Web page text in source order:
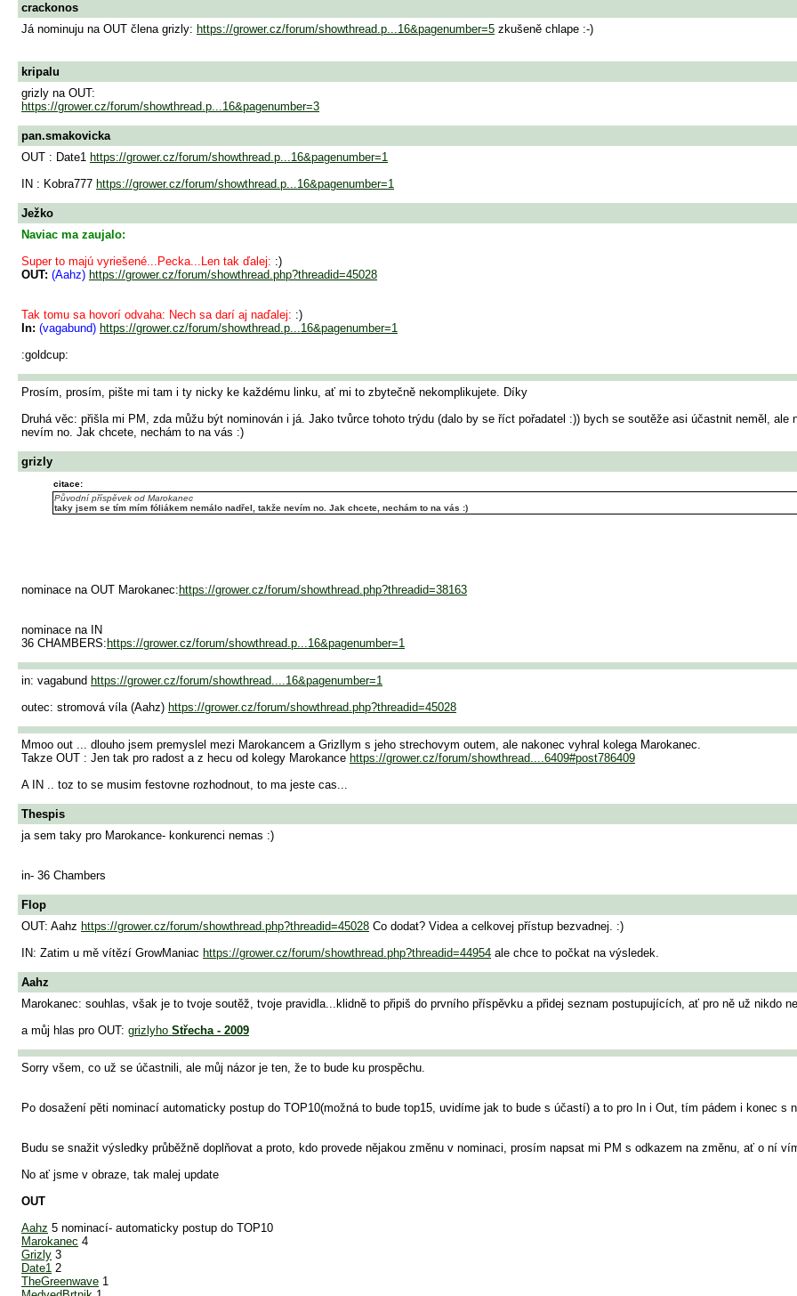
crackonos
Já nominuju na OUT člena grizly: https://grower.cz/forum/showthread.p...16&pagenumber=5 zkušeně chlape :-)
kripalu
grizly na OUT:
https://grower.cz/forum/showthread.p...16&pagenumber=3
pan.smakovicka
OUT : Date1 https://grower.cz/forum/showthread.p...16&pagenumber=1
IN : Kobra777 https://grower.cz/forum/showthread.p...16&pagenumber=1
Ježko
Naviac ma zaujalo:
Super to majú vyriešené...Pecka...Len tak ďalej: :)
OUT: (Aahz) https://grower.cz/forum/showthread.php?threadid=45028
Tak tomu sa hovorí odvaha: Nech sa darí aj naďalej: :)
In: (vagabund) https://grower.cz/forum/showthread.p...16&pagenumber=1
:goldcup:
Prosím, prosím, pište mi tam i ty nicky ke každému linku, ať mi to zbytečně nekomplikujete. Díky
Druhá věc: přišla mi PM, zda můžu být nominován i já. Jako tvůrce tohoto trýdu (dalo by se říct pořadatel :)) bych se soutěže asi účastnit neměl,
nevím no. Jak chcete, nechám to na vás :)
grizly
citace:
Původní příspěvek od Marokanec
taky jsem se tím mím fóliákem nemálo nadřel, takže nevím no. Jak chcete, nechám to na vás :)
nominace na OUT Marokanec: https://grower.cz/forum/showthread.php?threadid=38163
nominace na IN
36 CHAMBERS: https://grower.cz/forum/showthread.p...16&pagenumber=1
in: vagabund https://grower.cz/forum/showthread....16&pagenumber=1
outec: stromová víla (Aahz) https://grower.cz/forum/showthread.php?threadid=45028
Mmoo out ... dlouho jsem premyslel mezi Marokancem a Grizllym s jeho strechovym outem, ale nakonec vyhral kolega Marokanec.
Takze OUT : Jen tak pro radost a z hecu od kolegy Marokance https://grower.cz/forum/showthread....6409#post786409
A IN .. toz to se musim festovne rozhodnout, to ma jeste cas...
Thespis
ja sem taky pro Marokance- konkurenci nemas :)
in- 36 Chambers
Flop
OUT: Aahz https://grower.cz/forum/showthread.php?threadid=45028 Co dodat? Videa a celkovej přístup bezvadnej. :)
IN: Zatim u mě vítězí GrowManiac https://grower.cz/forum/showthread.php?threadid=44954 ale chce to počkat na výsledek.
Aahz
Marokanec: souhlas, však je to tvoje soutěž, tvoje pravidla...klidně to připiš do prvního příspěvku a přidej seznam postupujících, ať pro ně už nikdo
a můj hlas pro OUT: grizlyho Střecha - 2009
Sorry všem, co už se účastnili, ale můj názor je ten, že to bude ku prospěchu.
Po dosažení pěti nominací automaticky postup do TOP10(možná to bude top15, uvidíme jak to bude s účastí) a to pro In i Out, tím pádem i konec s
Budu se snažit výsledky průběžně doplňovat a proto, kdo provede nějakou změnu v nominaci, prosím napsat mi PM s odkazem na změnu, ať o ní
No ať jsme v obraze, tak malej update
OUT
Aahz 5 nominací- automaticky postup do TOP10
Marokanec 4
Grizly 3
Date1 2
TheGreenwave 1